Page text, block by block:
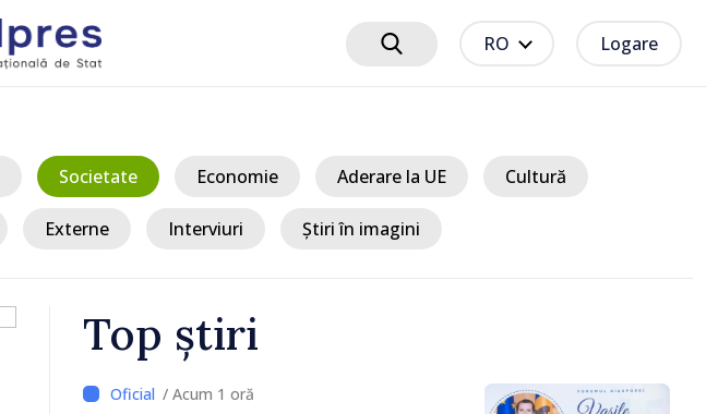
RO Logare
Societate Economie Aderare la UE Cultură
Externe Interviuri Știri în imagini
Top știri
/ Acum 1 oră